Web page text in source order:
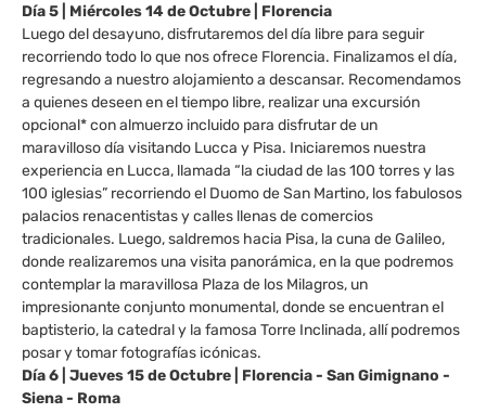
Día 5 | Miércoles 14 de Octubre | Florencia
Luego del desayuno, disfrutaremos del día libre para seguir
recorriendo todo lo que nos ofrece Florencia. Finalizamos el día,
regresando a nuestro alojamiento a descansar. Recomendamos
a quienes deseen en el tiempo libre, realizar una excursión
opcional* con almuerzo incluido para disfrutar de un
maravilloso día visitando Lucca y Pisa. Iniciaremos nuestra
experiencia en Lucca, llamada “la ciudad de las 100 torres y las
100 iglesias” recorriendo el Duomo de San Martino, los fabulosos
palacios renacentistas y calles llenas de comercios
tradicionales. Luego, saldremos hacia Pisa, la cuna de Galileo,
donde realizaremos una visita panorámica, en la que podremos
contemplar la maravillosa Plaza de los Milagros, un
impresionante conjunto monumental, donde se encuentran el
baptisterio, la catedral y la famosa Torre Inclinada, allí podremos
posar y tomar fotografías icónicas.
Día 6 | Jueves 15 de Octubre | Florencia - San Gimignano -
Siena - Roma